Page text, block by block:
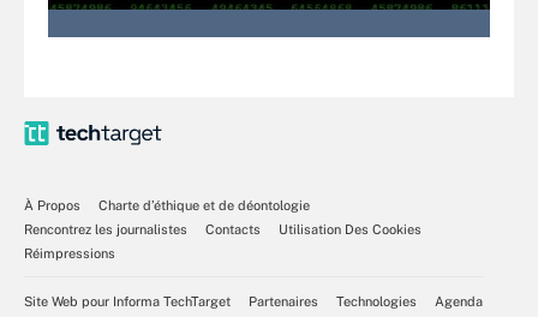
À Propos
Charte d’éthique et de déontologie
Rencontrez les journalistes
Contacts
Utilisation Des Cookies
Réimpressions
Site Web pour Informa TechTarget Partenaires Technologies
Agenda